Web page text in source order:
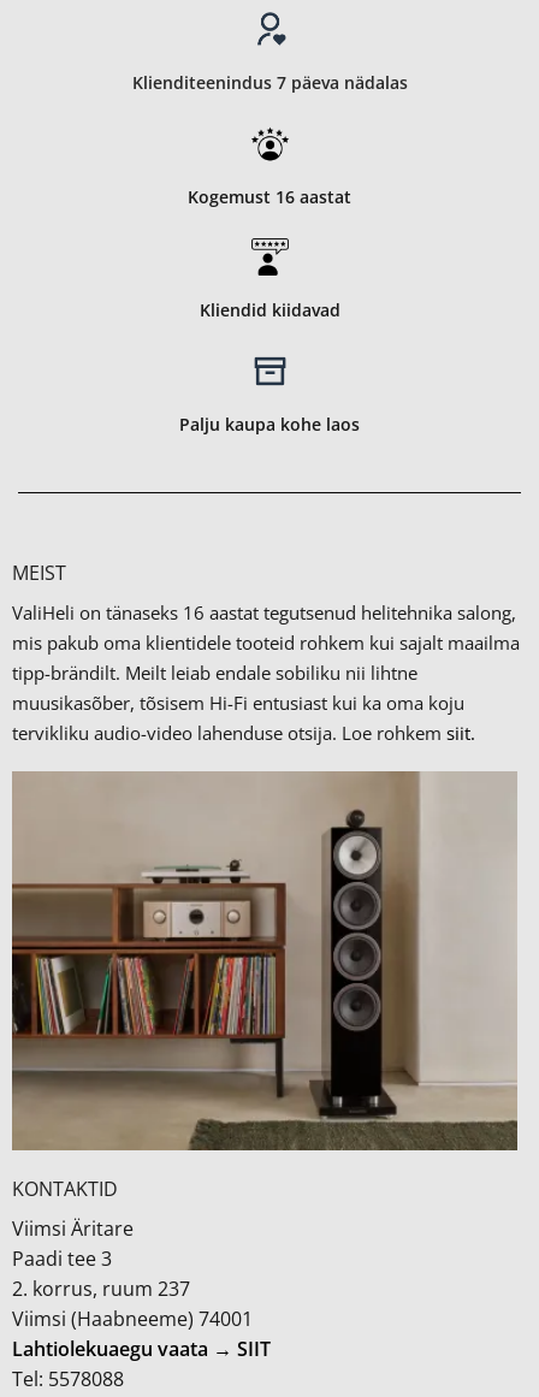
Klienditeenindus 7 päeva nädalas
Kogemust 16 aastat
Kliendid kiidavad
Palju kaupa kohe laos
MEIST
ValiHeli on tänaseks 16 aastat tegutsenud helitehnika salong,
mis pakub oma klientidele tooteid rohkem kui sajalt maailma
tipp-brändilt. Meilt leiab endale sobiliku nii lihtne
muusikasõber, tõsisem Hi-Fi entusiast kui ka oma koju
tervikliku audio-video lahenduse otsija. Loe rohkem siit.
KONTAKTID
Viimsi Äritare
Paadi tee 3
2. korrus, ruum 237
Viimsi (Haabneeme) 74001
Lahtiolekuaegu vaata → SIIT
Tel: 5578088